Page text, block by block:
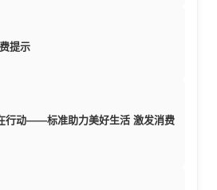
提示
行动——标准助力美好生活 激发消费